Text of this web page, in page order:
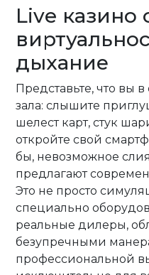
Live казино
дыхание
Представьте, что вы
зала: слышите
шелест карт, стук
откройте свой
бы, невозможное
предлагают
Это не просто
специально
реальные дилеры,
безупречными
профессиональной